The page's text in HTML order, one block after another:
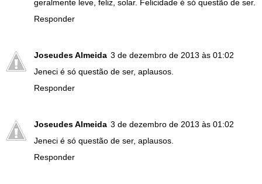
geralmente leve, feliz, solar. Felicidade é só questão de ser.
Responder
Joseudes Almeida 3 de dezembro de 2013 às 01:02
Jeneci é só questão de ser, aplausos.
Responder
Joseudes Almeida 3 de dezembro de 2013 às 01:02
Jeneci é só questão de ser, aplausos.
Responder